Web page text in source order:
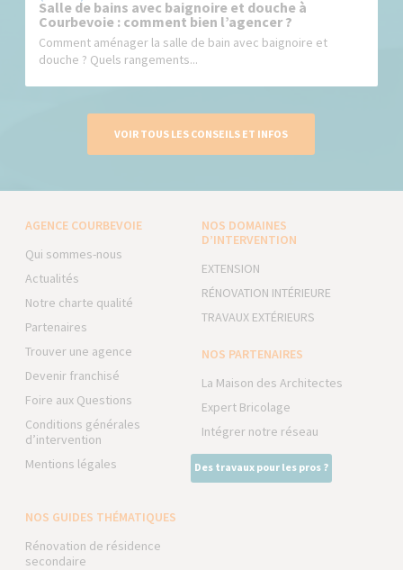
Salle de bains avec baignoire et douche à
Courbevoie : comment bien l’agencer ?
Comment aménager la salle de bain avec baignoire et
douche ? Quels rangements...
VOIR TOUS LES CONSEILS ET INFOS
AGENCE COURBEVOIE
Qui sommes-nous
Actualités
Notre charte qualité
Partenaires
Trouver une agence
Devenir franchisé
Foire aux Questions
Conditions générales
d’intervention
Mentions légales
NOS DOMAINES
D’INTERVENTION
EXTENSION
RÉNOVATION INTÉRIEURE
TRAVAUX EXTÉRIEURS
NOS PARTENAIRES
La Maison des Architectes
Expert Bricolage
Intégrer notre réseau
Des travaux pour les pros ?
NOS GUIDES THÉMATIQUES
Rénovation de résidence
secondaire